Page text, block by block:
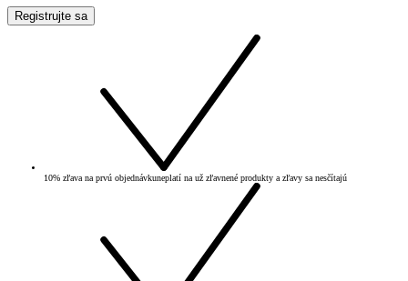
Registrujte sa
10% zľava na prvú objednávkuneplatí na už zľavnené produkty a zľavy sa nesčítajú